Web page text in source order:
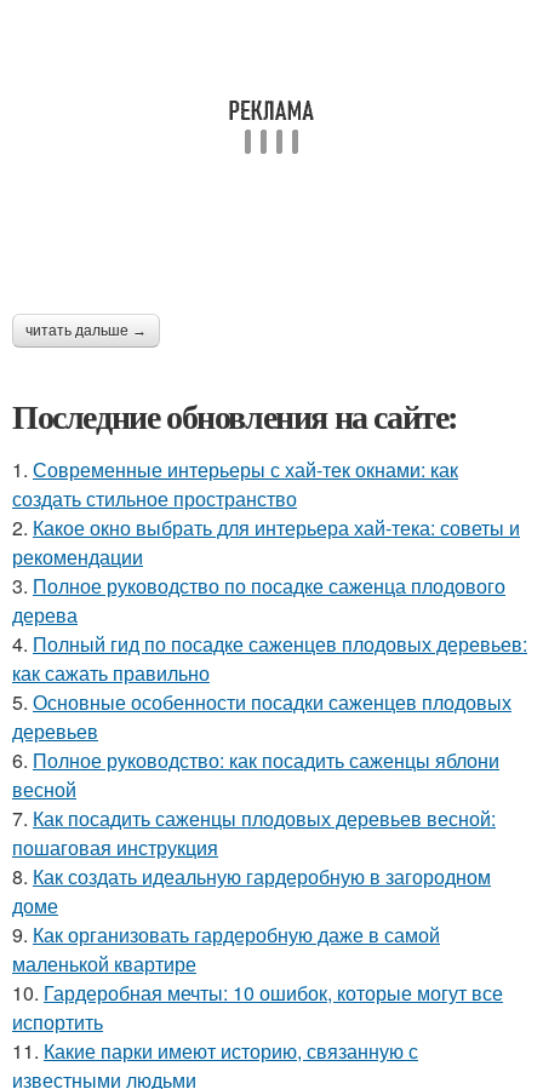
читать дальше →
Последние обновления на сайте:
1. Современные интерьеры с хай-тек окнами: как
создать стильное пространство
2. Какое окно выбрать для интерьера хай-тека: советы и
рекомендации
3. Полное руководство по посадке саженца плодового
дерева
4. Полный гид по посадке саженцев плодовых деревьев:
как сажать правильно
5. Основные особенности посадки саженцев плодовых
деревьев
6. Полное руководство: как посадить саженцы яблони
весной
7. Как посадить саженцы плодовых деревьев весной:
пошаговая инструкция
8. Как создать идеальную гардеробную в загородном
доме
9. Как организовать гардеробную даже в самой
маленькой квартире
10. Гардеробная мечты: 10 ошибок, которые могут все
испортить
11. Какие парки имеют историю, связанную с
известными людьми